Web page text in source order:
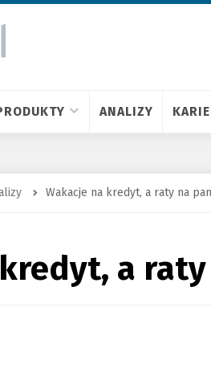
ANALIZY
Wakacje na kredyt, a raty na
a